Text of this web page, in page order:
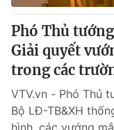
Phó Thủ
Giải quyết
trong các
VTV.vn - Phó Thủ
Bộ LĐ-TB&XH
hình, các vướng